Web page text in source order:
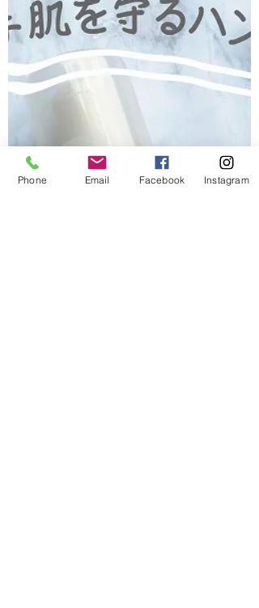
手あれを防ぎながら、ハリ・つやを与え
乾燥・小じわをケア。 なめらかでふっく
ら美しい手肌へ。...
Phone Email Facebook Instagram